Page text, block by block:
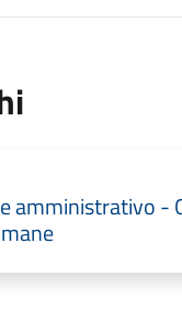
amministrativo -